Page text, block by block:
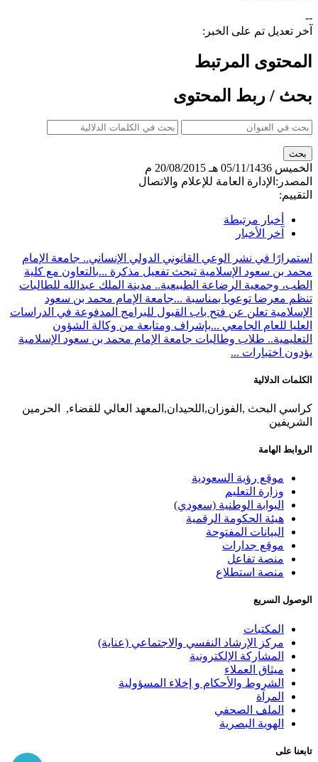
--
آخر تعديل تم على الخبر:
المحتوى المرتبط
بحث / ربط المحتوى
الخميس 05/11/1436 هـ
20/08/2015 م
المصدر: الإدارة العامة للإعلام والاتصال
التقييم:
أخبار مرتبطة
آخر الأخبار
استمرارًا في نشر الوعي القانوني الدولي الإنساني.. جامعة الإمام
محمد بن سعود الإسلامية تبحث تفعيل مذكرة ...بالتعاون مع كلية
الطب، وجمعية الرضاعة الطبيعية.. مدينة الملك عبدالله للطالبات
تنظم معرضا توعويا بمناسبة ...جامعة الإمام محمد بن سعود
الإسلامية تعلن عن فتح باب القبول للبرامج المدفوعة في الدراسات
العليا للعام الجامعي ...بإشراف ومتابعة من وكالة الشؤون
التعليمية.. طلاب وطالبات جامعة الإمام محمد بن سعود الإسلامية
يؤدون اختبارات ...
الكلمات الدلالية
كراسي البحث ,الفوزان,اللحيدان,المعهد العالي للقضاء, الحرمين
الشريفين
الروابط الهامة
موقع رؤية السعودية
وزارة التعليم
البوابة الوطنية (سعودي)
هيئة الحكومة الرقمية
البيانات المفتوحة
موقع جدارات
منصة تفاعل
منصة استطلاع
الوصول السريع
المكتبات
مركز الإرشاد النفسي والاجتماعي (عناية)
المشاركة الإلكترونية
ميثاق العملاء
الشروط والأحكام و إخلاء المسؤولية
المرآة
الملف الصحفي
الهوية البصرية
تابعنا على